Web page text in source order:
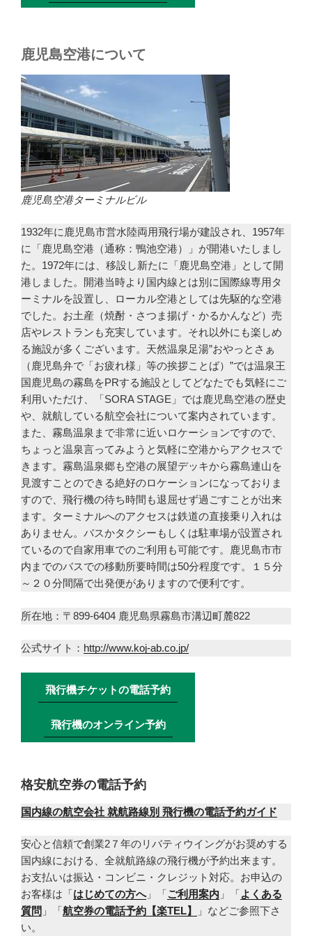
鹿児島空港について
鹿児島空港ターミナルビル
1932年に鹿児島市営水陸両用飛行場が建設され、1957年
に「鹿児島空港（通称：鴨池空港）」が開港いたしまし
た。1972年には、移設し新たに「鹿児島空港」として開
港しました。開港当時より国内線とは別に国際線専用タ
ーミナルを設置し、ローカル空港としては先駆的な空港
でした。お土産（焼酎・さつま揚げ・かるかんなど）売
店やレストランも充実しています。それ以外にも楽しめ
る施設が多くございます。天然温泉足湯”おやっとさぁ
（鹿児島弁で「お疲れ様」等の挨拶ことば）”では温泉王
国鹿児島の霧島をPRする施設としてどなたでも気軽にご
利用いただけ、「SORA STAGE」では鹿児島空港の歴史
や、就航している航空会社について案内されています。
また、霧島温泉まで非常に近いロケーションですので、
ちょっと温泉言ってみようと気軽に空港からアクセスで
きます。霧島温泉郷も空港の展望デッキから霧島連山を
見渡すことのできる絶好のロケーションになっておりま
すので、飛行機の待ち時間も退屈せず過ごすことが出来
ます。ターミナルへのアクセスは鉄道の直接乗り入れは
ありません。バスかタクシーもしくは駐車場が設置され
ているので自家用車でのご利用も可能です。鹿児島市市
内までのバスでの移動所要時間は50分程度です。１５分
～２０分間隔で出発便がありますので便利です。
所在地：〒899-6404 鹿児島県霧島市溝辺町麓822
公式サイト： http://www.koj-ab.co.jp/
飛行機チケットの電話予約
飛行機のオンライン予約
格安航空券の電話予約
国内線の航空会社 就航路線別 飛行機の電話予約ガイド
安心と信頼で創業2７年のリバティウイングがお奨めする
国内線における、全就航路線の飛行機が予約出来ます。
お支払いは振込・コンビニ・クレジット対応。お申込の
お客様は「はじめての方へ」「ご利用案内 」「よくある
質問 」「航空券の電話予約【楽TEL】
」などご参照下さ
い。